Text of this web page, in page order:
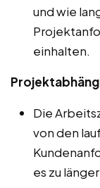
und wie
einhalten.
Die
von den
es zu